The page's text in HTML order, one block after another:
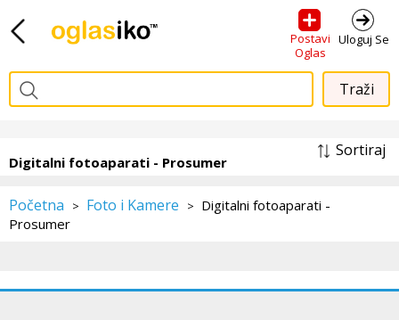
Postavi
Oglas
Uloguj Se
Sortiraj
Digitalni fotoaparati - Prosumer
Početna > Foto i Kamere > Digitalni fotoaparati -
Prosumer